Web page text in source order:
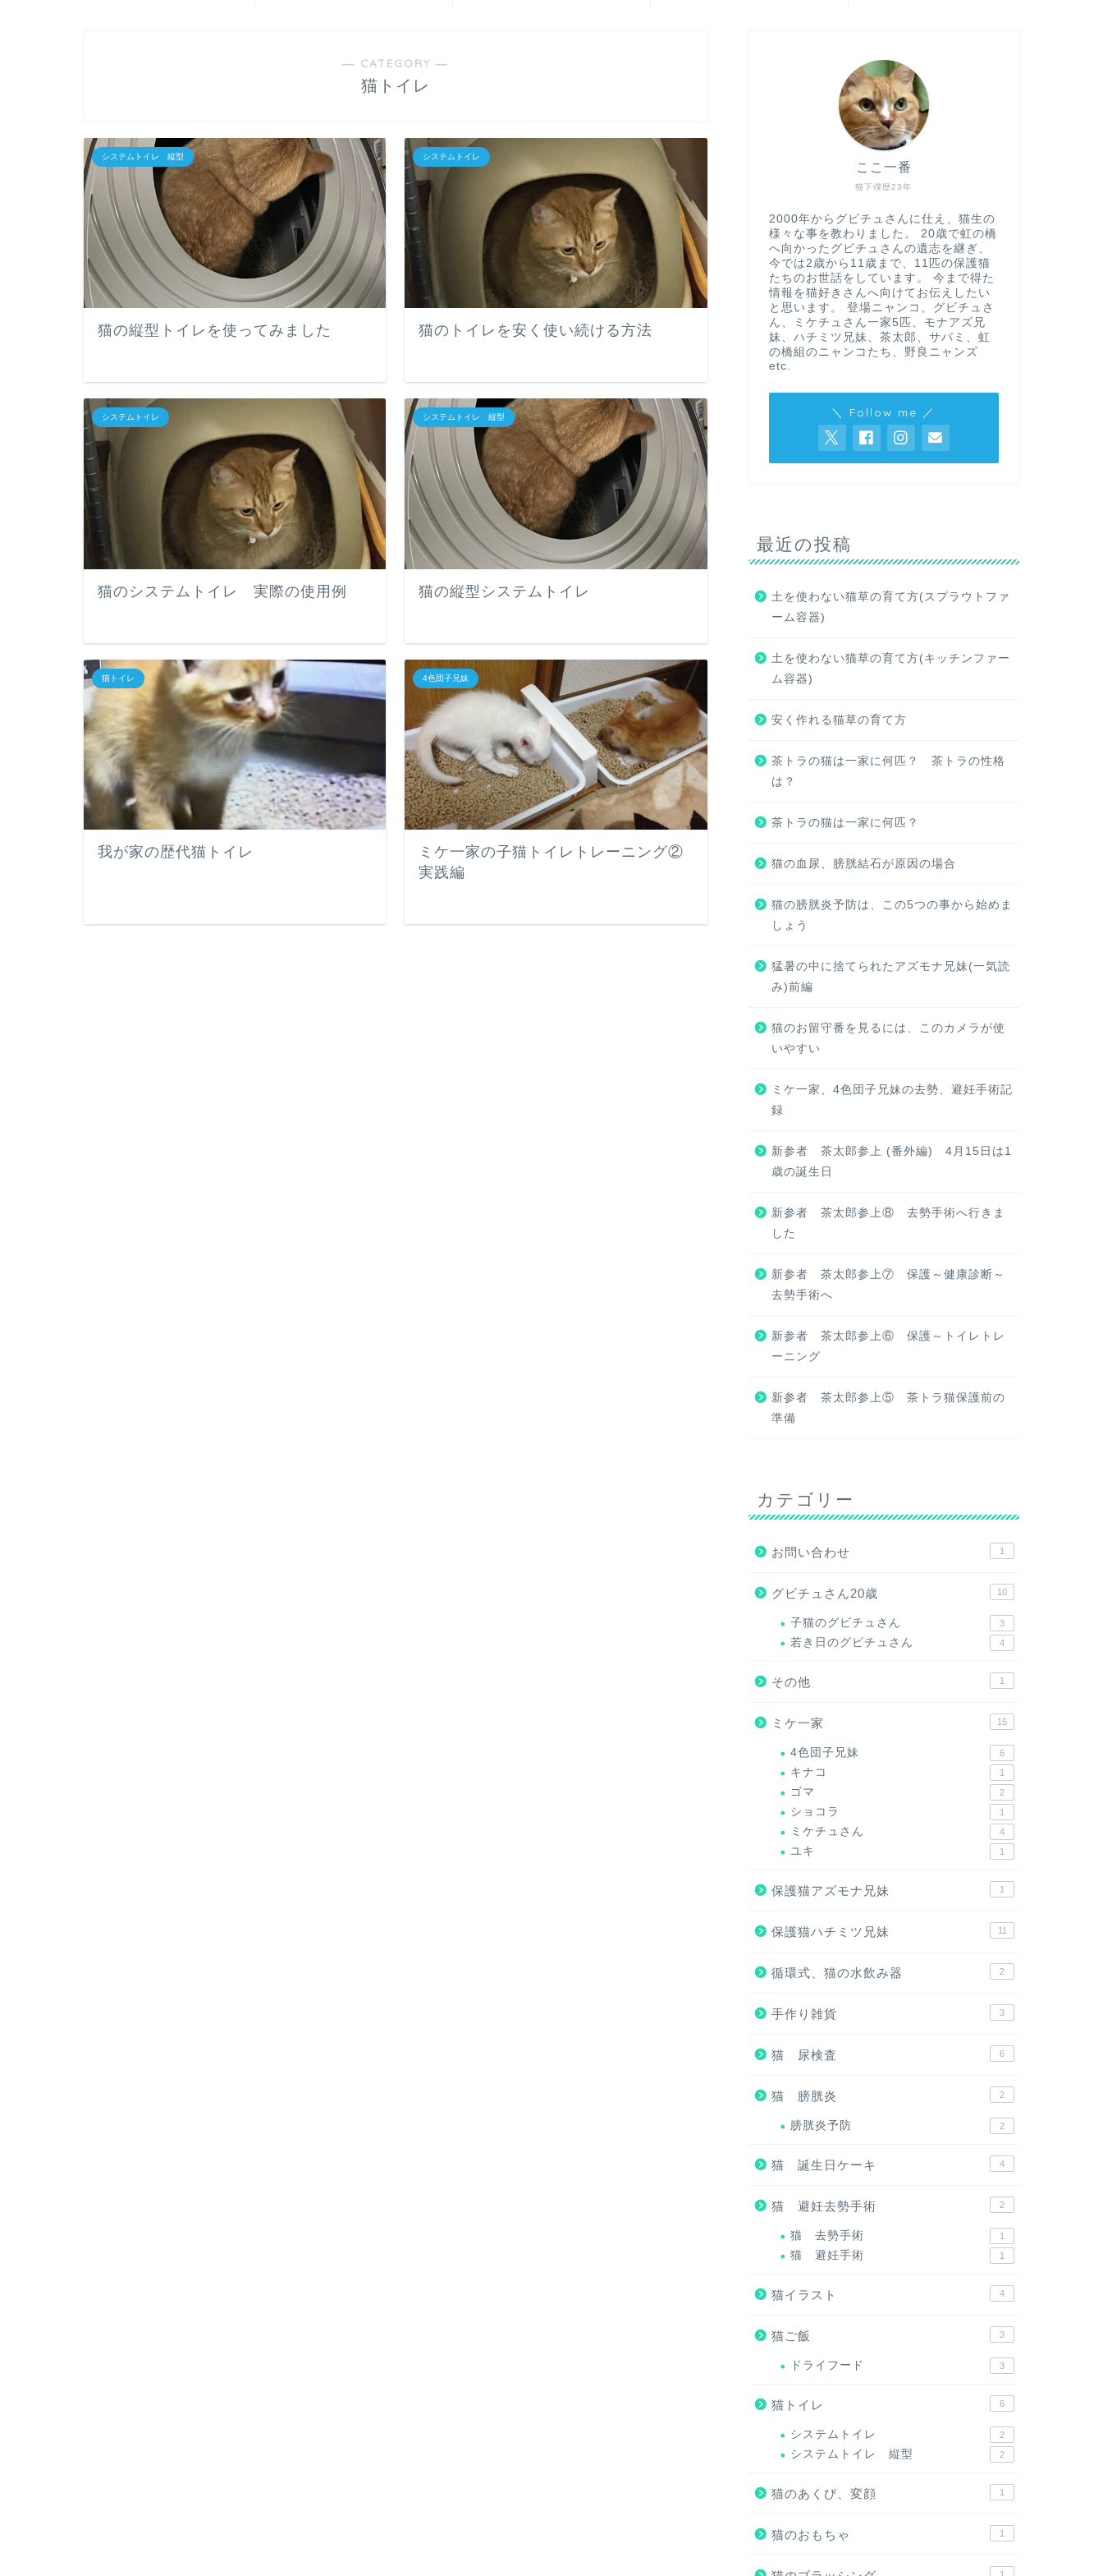
― CATEGORY ―
猫トイレ
システムトイレ 縦型
猫の縦型トイレを使ってみました
システムトイレ
猫のトイレを安く使い続ける方法
システムトイレ
猫のシステムトイレ 実際の使用例
システムトイレ 縦型
猫の縦型システムトイレ
猫トイレ
我が家の歴代猫トイレ
4色団子兄妹
ミケ一家の子猫トイレトレーニング②
実践編
猫下僕歴23年
ここ一番
2000年からグビチュさんに仕え、猫生の
様々な事を教わりました。 20歳で虹の橋
へ向かったグビチュさんの遺志を継ぎ、
今では2歳から11歳まで、11匹の保護猫
たちのお世話をしています。 今まで得た
情報を猫好きさんへ向けてお伝えしたい
と思います。 登場ニャンコ、グビチュさ
ん、ミケチュさん一家5匹、モナアズ兄
妹、ハチミツ兄妹、茶太郎、サバミ、虹
の橋組のニャンコたち、野良ニャンズ
etc.
＼ Follow me ／
最近の投稿
土を使わない猫草の育て方(スプラウトファ
ーム容器)
土を使わない猫草の育て方(キッチンファー
ム容器)
安く作れる猫草の育て方
茶トラの猫は一家に何匹？ 茶トラの性格
は？
茶トラの猫は一家に何匹？
猫の血尿、膀胱結石が原因の場合
猫の膀胱炎予防は、この5つの事から始めま
しょう
猛暑の中に捨てられたアズモナ兄妹(一気読
み)前編
猫のお留守番を見るには、このカメラが使
いやすい
ミケ一家、4色団子兄妹の去勢、避妊手術記
録
新参者 茶太郎参上 (番外編) 4月15日は1
歳の誕生日
新参者 茶太郎参上⑧ 去勢手術へ行きま
した
新参者 茶太郎参上⑦ 保護～健康診断～
去勢手術へ
新参者 茶太郎参上⑥ 保護～トイレトレ
ーニング
新参者 茶太郎参上⑤ 茶トラ猫保護前の
準備
カテゴリー
お問い合わせ 1
グビチュさん20歳 10
子猫のグビチュさん 3
若き日のグビチュさん 4
その他 1
ミケ一家 15
4色団子兄妹 6
キナコ 1
ゴマ 2
ショコラ 1
ミケチュさん 4
ユキ 1
保護猫アズモナ兄妹 1
保護猫ハチミツ兄妹 11
循環式、猫の水飲み器 2
手作り雑貨 3
猫 尿検査 6
猫 膀胱炎 2
膀胱炎予防 2
猫 誕生日ケーキ 4
猫 避妊去勢手術 2
猫 去勢手術 1
猫 避妊手術 1
猫イラスト 4
猫ご飯 3
ドライフード 3
猫トイレ 6
システムトイレ 2
システムトイレ 縦型 2
猫のあくび、変顔 1
猫のおもちゃ 1